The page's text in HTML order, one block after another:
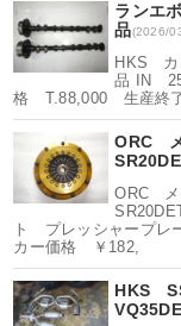
ランエ
品(2026/
HKS カ
品 IN
格 T.88,000 生産終
ORC
ORC メ
ト プレッシャープレ
カー価格 ￥182,
HKS